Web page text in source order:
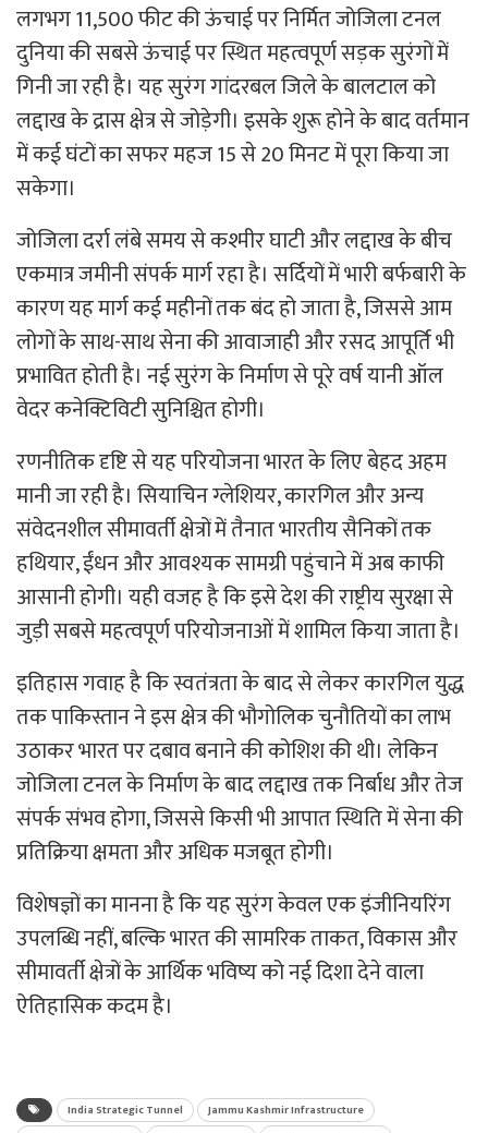
लगभग 11,500 फीट की ऊंचाई पर निर्मित जोजिला टनल
दुनिया की सबसे ऊंचाई पर स्थित महत्वपूर्ण सड़क सुरंगों में
गिनी जा रही है। यह सुरंग गांदरबल जिले के बालटाल को
लद्दाख के द्रास क्षेत्र से जोड़ेगी। इसके शुरू होने के बाद वर्तमान
में कई घंटों का सफर महज 15 से 20 मिनट में पूरा किया जा
सकेगा।
जोजिला दर्रा लंबे समय से कश्मीर घाटी और लद्दाख के बीच
एकमात्र जमीनी संपर्क मार्ग रहा है। सर्दियों में भारी बर्फबारी के
कारण यह मार्ग कई महीनों तक बंद हो जाता है, जिससे आम
लोगों के साथ-साथ सेना की आवाजाही और रसद आपूर्ति भी
प्रभावित होती है। नई सुरंग के निर्माण से पूरे वर्ष यानी ऑल
वेदर कनेक्टिविटी सुनिश्चित होगी।
रणनीतिक दृष्टि से यह परियोजना भारत के लिए बेहद अहम
मानी जा रही है। सियाचिन ग्लेशियर, कारगिल और अन्य
संवेदनशील सीमावर्ती क्षेत्रों में तैनात भारतीय सैनिकों तक
हथियार, ईंधन और आवश्यक सामग्री पहुंचाने में अब काफी
आसानी होगी। यही वजह है कि इसे देश की राष्ट्रीय सुरक्षा से
जुड़ी सबसे महत्वपूर्ण परियोजनाओं में शामिल किया जाता है।
इतिहास गवाह है कि स्वतंत्रता के बाद से लेकर कारगिल युद्ध
तक पाकिस्तान ने इस क्षेत्र की भौगोलिक चुनौतियों का लाभ
उठाकर भारत पर दबाव बनाने की कोशिश की थी। लेकिन
जोजिला टनल के निर्माण के बाद लद्दाख तक निर्बाध और तेज
संपर्क संभव होगा, जिससे किसी भी आपात स्थिति में सेना की
प्रतिक्रिया क्षमता और अधिक मजबूत होगी।
विशेषज्ञों का मानना है कि यह सुरंग केवल एक इंजीनियरिंग
उपलब्धि नहीं, बल्कि भारत की सामरिक ताकत, विकास और
सीमावर्ती क्षेत्रों के आर्थिक भविष्य को नई दिशा देने वाला
ऐतिहासिक कदम है।
India Strategic Tunnel
Jammu Kashmir Infrastructure